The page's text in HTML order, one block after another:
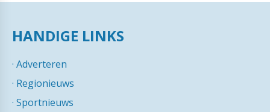
HANDIGE LINKS
· Adverteren
· Regionieuws
· Sportnieuws